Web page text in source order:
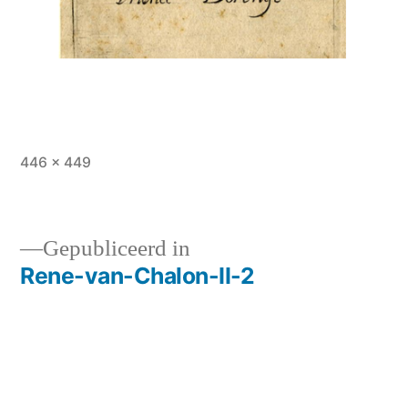
Volledige
446 × 449
Bericht
Gepubliceerd in
Rene-van-Chalon-II-2